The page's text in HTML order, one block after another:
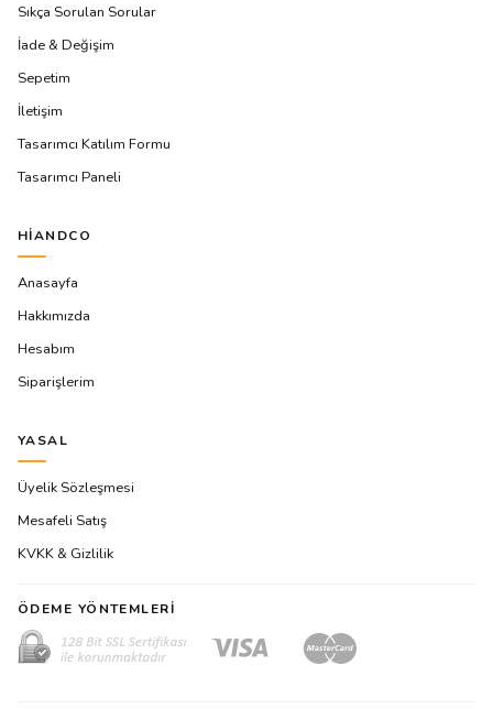
Sıkça Sorulan Sorular
İade & Değişim
Sepetim
İletişim
Tasarımcı Katılım Formu
Tasarımcı Paneli
HIANDCO
Anasayfa
Hakkımızda
Hesabım
Siparişlerim
YASAL
Üyelik Sözleşmesi
Mesafeli Satış
KVKK & Gizlilik
ÖDEME YÖNTEMLERI